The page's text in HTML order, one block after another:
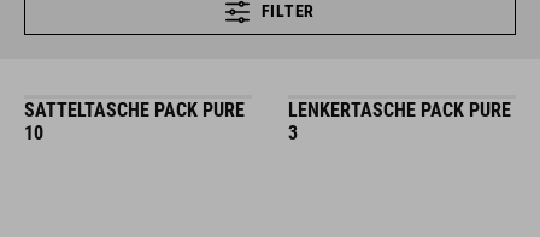
FILTER
SATTELTASCHE PACK PURE
10
LENKERTASCHE PACK PURE
3